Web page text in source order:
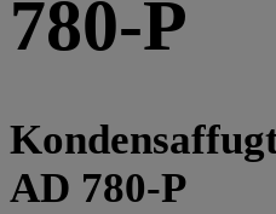
780-P
AD 780-P